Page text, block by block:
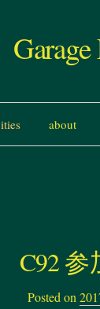
ン
about
C92 参
Posted on